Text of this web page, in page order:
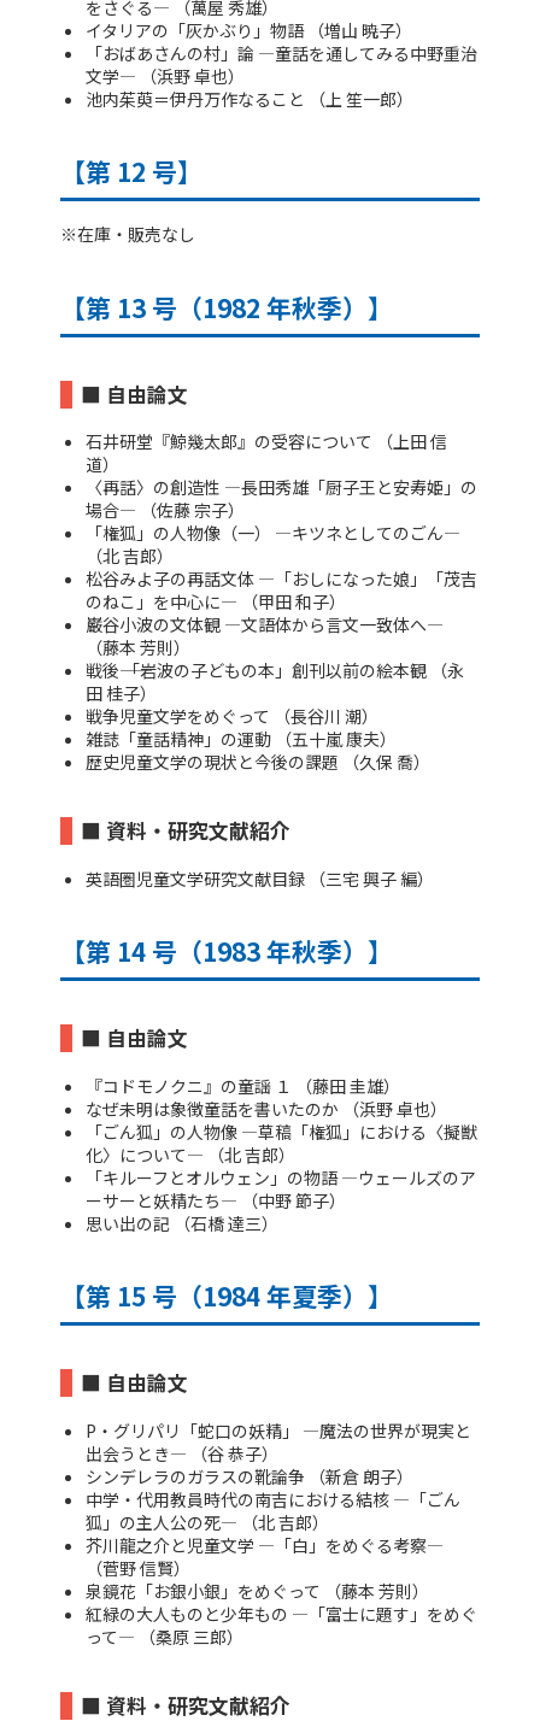
をさぐる― （萬屋 秀雄）
イタリアの「灰かぶり」物語 （増山 暁子）
「おばあさんの村」論 ―童話を通してみる中野重治
文学― （浜野 卓也）
池内茱萸＝伊丹万作なること （上 笙一郎）
【第 12 号】
※在庫・販売なし
【第 13 号（1982 年秋季）】
■ 自由論文
石井研堂『鯨幾太郎』の受容について （上田 信
道）
〈再話〉の創造性 ―長田秀雄「厨子王と安寿姫」の
場合― （佐藤 宗子）
「権狐」の人物像（一） ―キツネとしてのごん―
（北 吉郎）
松谷みよ子の再話文体 ―「おしになった娘」「茂吉
のねこ」を中心に― （甲田 和子）
巌谷小波の文体観 ―文語体から言文一致体へ―
（藤本 芳則）
戦後―― 「岩波の子どもの本」創刊以前の絵本観 （永
田 桂子）
戦争児童文学をめぐって （長谷川 潮）
雑誌「童話精神」の運動 （五十嵐 康夫）
歴史児童文学の現状と今後の課題 （久保 喬）
■ 資料・研究文献紹介
英語圏児童文学研究文献目録 （三宅 興子 編）
【第 14 号（1983 年秋季）】
■ 自由論文
『コドモノクニ』の童謡 １ （藤田 圭雄）
なぜ未明は象徴童話を書いたのか （浜野 卓也）
「ごん狐」の人物像 ―草稿「権狐」における〈擬獣
化〉について― （北 吉郎）
「キルーフとオルウェン」の物語 ―ウェールズのア
ーサーと妖精たち― （中野 節子）
思い出の記 （石橋 達三）
【第 15 号（1984 年夏季）】
■ 自由論文
P・グリパリ「蛇口の妖精」 ―魔法の世界が現実と
出会うとき― （谷 恭子）
シンデレラのガラスの靴論争 （新倉 朗子）
中学・代用教員時代の南吉における結核 ―「ごん
狐」の主人公の死― （北 吉郎）
芥川龍之介と児童文学 ―「白」をめぐる考察―
（菅野 信賢）
泉鏡花「お銀小銀」をめぐって （藤本 芳則）
紅緑の大人ものと少年もの ―「富士に題す」をめぐ
って― （桑原 三郎）
■ 資料・研究文献紹介